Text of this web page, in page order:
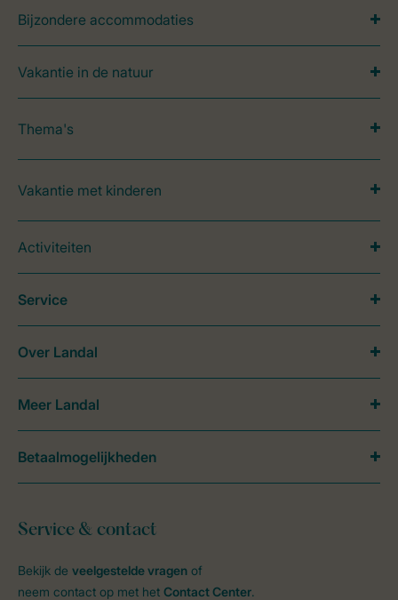
Bijzondere accommodaties
Vakantie in de natuur
Thema's
Vakantie met kinderen
Activiteiten
Service & contact
Bekijk de veelgestelde vragen of
neem contact op met het Contact Center.
Service
Over Landal
Meer Landal
Betaalmogelijkheden